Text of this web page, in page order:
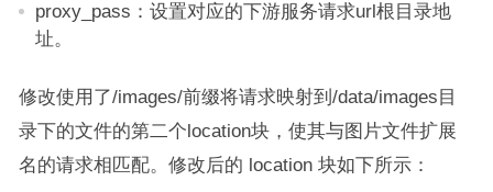
proxy_pass：设置对应的下游服务请求url根目录地
址。
修改使用了/images/前缀将请求映射到/data/images目
录下的文件的第二个location块，使其与图片文件扩展
名的请求相匹配。修改后的 location 块如下所示：